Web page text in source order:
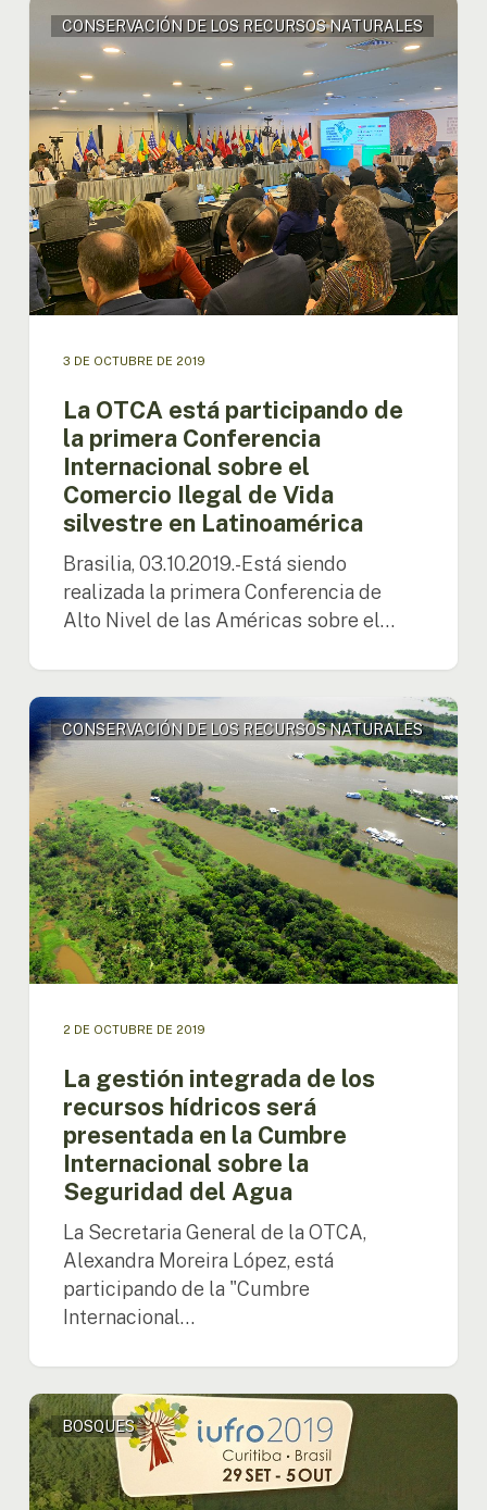
La
OTCA
participando
de
la
primera
Conferencia
Internacional
sobre
el
Comercio
Ilegal
de
silvestre
Latinoamérica
CONSERVACIÓN DE LOS RECURSOS NATURALES
3 DE OCTUBRE DE 2019
La OTCA está participando de
la primera Conferencia
Internacional sobre el
Comercio Ilegal de Vida
silvestre en Latinoamérica
Brasilia, 03.10.2019.-Está siendo
realizada la primera Conferencia de
Alto Nivel de las Américas sobre el…
La
gestión
integrada
de
recursos
hídricos
será
presentada
en
la
Cumbre
Seguridad
Agua
CONSERVACIÓN DE LOS RECURSOS NATURALES
2 DE OCTUBRE DE 2019
La gestión integrada de los
recursos hídricos será
presentada en la Cumbre
Internacional sobre la
Seguridad del Agua
La Secretaria General de la OTCA,
Alexandra Moreira López, está
participando de la "Cumbre
Internacional…
OTCA
presenta
trabajos
en
el
BOSQUES